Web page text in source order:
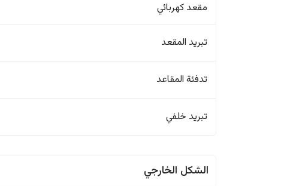
مقعد كهربائي
تبريد المقعد
تدفئة المقاعد
تبريد خلفي
الشكل الخارجي